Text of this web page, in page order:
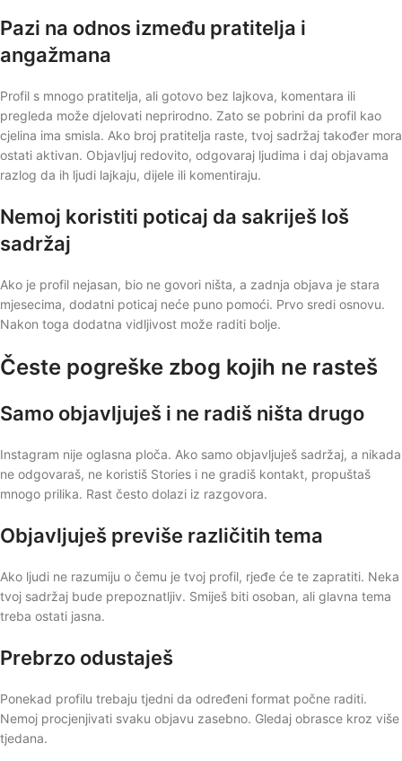
Pazi na odnos između pratitelja i
angažmana
Profil s mnogo pratitelja, ali gotovo bez lajkova, komentara ili
pregleda može djelovati neprirodno. Zato se pobrini da profil kao
cjelina ima smisla. Ako broj pratitelja raste, tvoj sadržaj također mora
ostati aktivan. Objavljuj redovito, odgovaraj ljudima i daj objavama
razlog da ih ljudi lajkaju, dijele ili komentiraju.
Nemoj koristiti poticaj da sakriješ loš
sadržaj
Ako je profil nejasan, bio ne govori ništa, a zadnja objava je stara
mjesecima, dodatni poticaj neće puno pomoći. Prvo sredi osnovu.
Nakon toga dodatna vidljivost može raditi bolje.
Česte pogreške zbog kojih ne rasteš
Samo objavljuješ i ne radiš ništa drugo
Instagram nije oglasna ploča. Ako samo objavljuješ sadržaj, a nikada
ne odgovaraš, ne koristiš Stories i ne gradiš kontakt, propuštaš
mnogo prilika. Rast često dolazi iz razgovora.
Objavljuješ previše različitih tema
Ako ljudi ne razumiju o čemu je tvoj profil, rjeđe će te zapratiti. Neka
tvoj sadržaj bude prepoznatljiv. Smiješ biti osoban, ali glavna tema
treba ostati jasna.
Prebrzo odustaješ
Ponekad profilu trebaju tjedni da određeni format počne raditi.
Nemoj procjenjivati svaku objavu zasebno. Gledaj obrasce kroz više
tjedana.